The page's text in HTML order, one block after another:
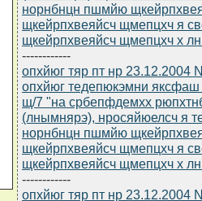
норнбнцн пшмйю
щкейрпхвеяйсч щмепцхч я
щкейрпхвеяйсч щмепцхч х
------------
опхйюг тяр пт нр 23.12.2004
опхйюг тедепюкэмни
щ/7 "на србепфдемхх
(лнымнярэ), нросяйюелсч я
норнбнцн пшмйю
щкейрпхвеяйсч щмепцхч я
щкейрпхвеяйсч щмепцхч х
------------
опхйюг тяр пт нр